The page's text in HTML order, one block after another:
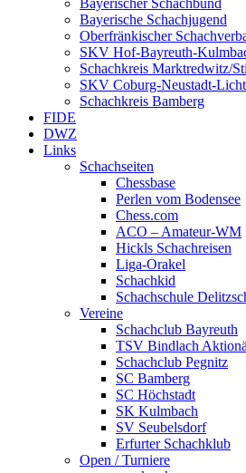
Bayerische Schachjugend
Oberfränkischer
SKV Hof-Bayreuth-
Schachkreis Marktredwitz/
SKV Coburg-Neustadt-
Schachkreis Bamberg
FIDE
DWZ
Links
Schachseiten
Chessbase
Perlen vom Bodensee
Chess.com
ACO – Amateur-WM
Hickls Schachreisen
Liga-Orakel
Schachkid
Schachschule
Vereine
Schachclub Bayreuth
TSV Bindlach
Schachclub Pegnitz
SC Bamberg
SC Höchstadt
SK Kulmbach
SV Seubelsdorf
Erfurter Schachklub
Open / Turniere